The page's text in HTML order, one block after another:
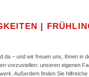
|
da – und wir freuen uns, Ihnen in
vorzustellen: unseren eigenen
Außerdem finden Sie